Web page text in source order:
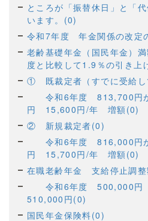
ところが「振替休日」と「
います。(0)
令和7年度 年金関係の改定
老齢基礎年金（国民年金）
度と比較して1.9％の引き上
① 既裁定者（すでに受給し
令和6年度 813,700円が
円 15,600円/年 増額(0)
② 新規裁定者(0)
令和6年度 816,000円が
円 15,700円/年 増額(0)
在職老齢年金 支給停止調
令和6年度 500,000
510,000円(0)
国民年金保険料(0)